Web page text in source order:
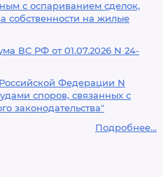
с оспариванием сделок,
собственности на жилые
ВС РФ от 01.07.2026 N 24-
Федерации N
споров, связанных с
законодательства"
Подробнее...